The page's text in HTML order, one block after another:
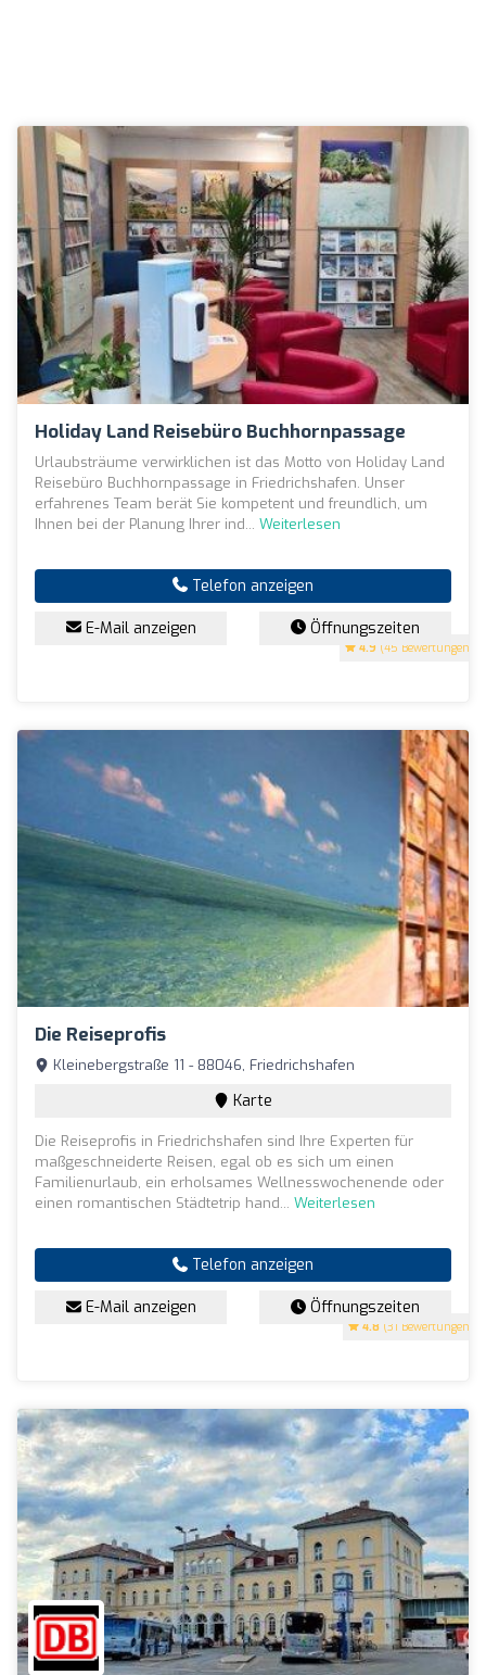
Holiday Land Reisebüro Buchhornpassage
4.9 (45 Bewertungen)
Urlaubsträume verwirklichen ist das Motto von Holiday Land
Reisebüro Buchhornpassage in Friedrichshafen. Unser
erfahrenes Team berät Sie kompetent und freundlich, um
Ihnen bei der Planung Ihrer ind... Weiterlesen
Telefon anzeigen
E-Mail anzeigen Öffnungszeiten
Die Reiseprofis
4.8 (31 Bewertungen)
Kleinebergstraße 11 - 88046, Friedrichshafen
Karte
Die Reiseprofis in Friedrichshafen sind Ihre Experten für
maßgeschneiderte Reisen, egal ob es sich um einen
Familienurlaub, ein erholsames Wellnesswochenende oder
einen romantischen Städtetrip hand... Weiterlesen
Telefon anzeigen
E-Mail anzeigen Öffnungszeiten